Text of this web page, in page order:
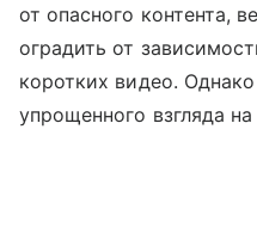
от опасного контента,
оградить от
коротких видео.
упрощенного взгляда